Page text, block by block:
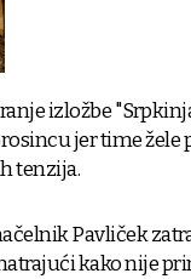
izložbe
jer time žele
tenzija.
Pavliček
kako nije